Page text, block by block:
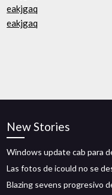
eakjgaq
eakjgaq
New Stories
Windows update cab para
Las fotos de icould no se
Blazing sevens progresivo